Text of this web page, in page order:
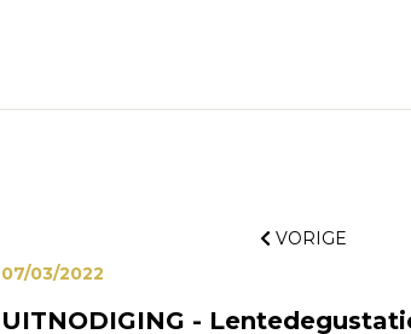
VORIGE
07/03/2022
UITNODIGING -